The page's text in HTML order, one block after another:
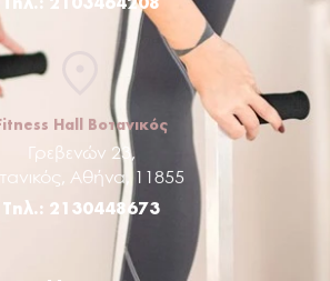
Hall Βοτανικός
Γρεβενών 23,
Αθήνα, 11855
Τηλ.: 2130448673